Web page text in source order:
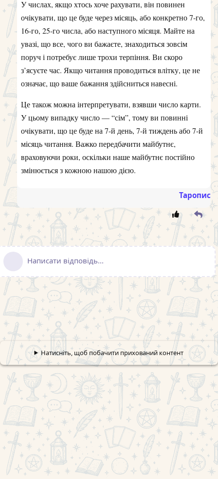
У числах, якщо хтось хоче рахувати, він повинен
очікувати, що це буде через місяць, або конкретно 7-го,
16-го, 25-го числа, або наступного місяця. Майте на
увазі, що все, чого ви бажаєте, знаходиться зовсім
поруч і потребує лише трохи терпіння. Ви скоро
з’ясуєте час. Якщо читання проводиться влітку, це не
означає, що ваше бажання здійсниться навесні.
Це також можна інтерпретувати, взявши число карти.
У цьому випадку число — “сім”, тому ви повинні
очікувати, що це буде на 7-й день, 7-й тиждень або 7-й
місяць читання. Важко передбачити майбутнє,
враховуючи роки, оскільки наше майбутнє постійно
змінюється з кожною нашою дією.
Таропис
Написати відповідь...
Натисніть, щоб побачити прихований контент